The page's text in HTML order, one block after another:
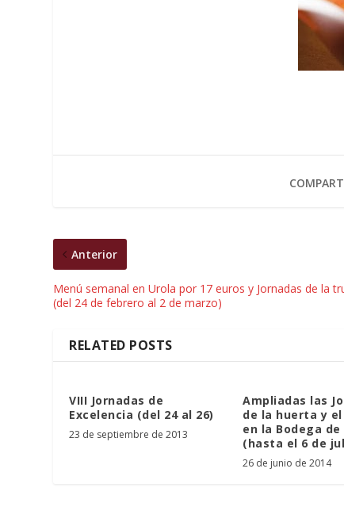
Anterior
Menú semanal en Urola por 17 euros y Jornadas de la
(del 24 de febrero al 2 de marzo)
RELATED POSTS
VIII Jornadas de
Excelencia (del 24 al 26)
23 de septiembre de 2013
Ampliadas las
de la huerta y
en la Bodega de
(hasta el 6 de
26 de junio de 2014